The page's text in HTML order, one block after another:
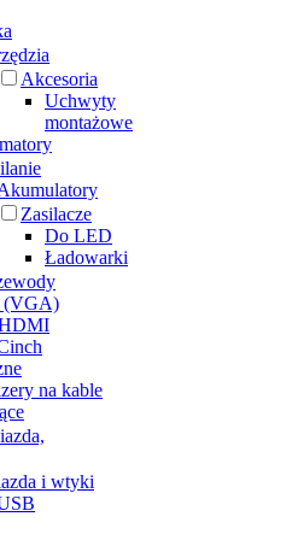
Akcesoria
Uchwyty
montażowe
Zasilacze
Do LED
Ładowarki
(VGA)
na kable
i wtyki